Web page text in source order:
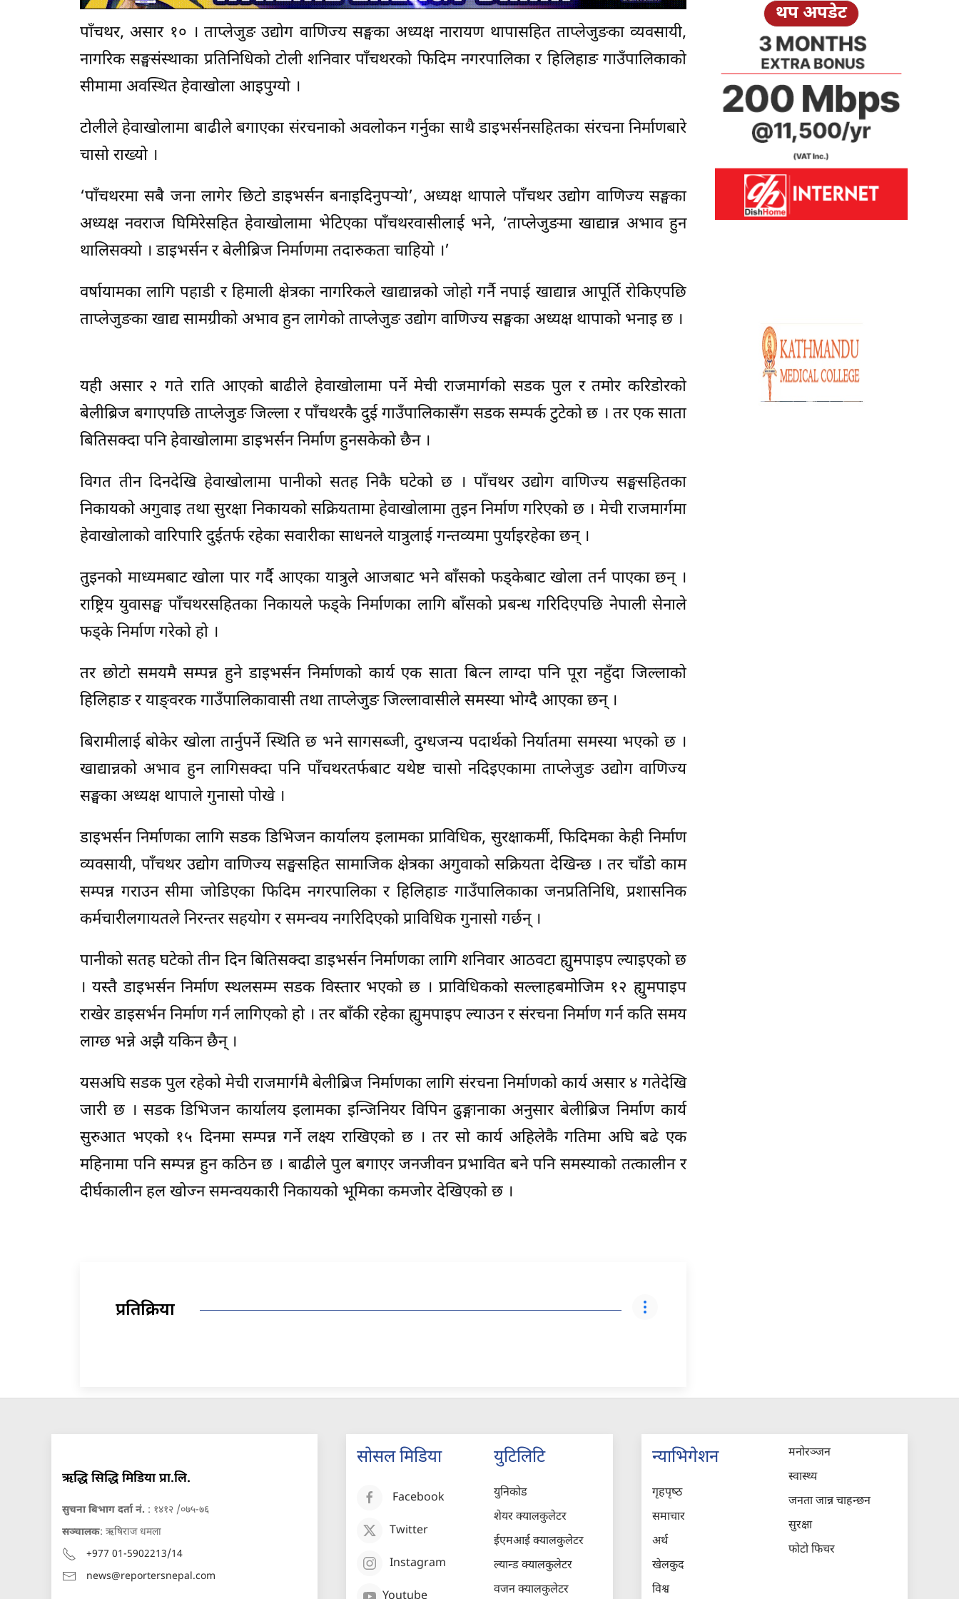
पाँचथर, असार १० । ताप्लेजुङ उद्योग वाणिज्य सङ्घका अध्यक्ष नारायण थापासहित ताप्लेजुङका व्यवसायी,
नागरिक सङ्घसंस्थाका प्रतिनिधिको टोली शनिवार पाँचथरको फिदिम नगरपालिका र हिलिहाङ गाउँपालिकाको
सीमामा अवस्थित हेवाखोला आइपुग्यो ।
टोलीले हेवाखोलामा बाढीले बगाएका संरचनाको अवलोकन गर्नुका साथै डाइभर्सनसहितका संरचना निर्माणबारे
चासो राख्यो ।
‘पाँचथरमा सबै जना लागेर छिटो डाइभर्सन बनाइदिनुपर्‍यो’, अध्यक्ष थापाले पाँचथर उद्योग वाणिज्य सङ्घका
अध्यक्ष नवराज घिमिरेसहित हेवाखोलामा भेटिएका पाँचथरवासीलाई भने, ‘ताप्लेजुङमा खाद्यान्न अभाव हुन
थालिसक्यो । डाइभर्सन र बेलीब्रिज निर्माणमा तदारुकता चाहियो ।’
वर्षायामका लागि पहाडी र हिमाली क्षेत्रका नागरिकले खाद्यान्नको जोहो गर्नै नपाई खाद्यान्न आपूर्ति रोकिएपछि
ताप्लेजुङका खाद्य सामग्रीको अभाव हुन लागेको ताप्लेजुङ उद्योग वाणिज्य सङ्घका अध्यक्ष थापाको भनाइ छ ।
यही असार २ गते राति आएको बाढीले हेवाखोलामा पर्ने मेची राजमार्गको सडक पुल र तमोर करिडोरको
बेलीब्रिज बगाएपछि ताप्लेजुङ जिल्ला र पाँचथरकै दुई गाउँपालिकासँग सडक सम्पर्क टुटेको छ । तर एक साता
बितिसक्दा पनि हेवाखोलामा डाइभर्सन निर्माण हुनसकेको छैन ।
विगत तीन दिनदेखि हेवाखोलामा पानीको सतह निकै घटेको छ । पाँचथर उद्योग वाणिज्य सङ्घसहितका
निकायको अगुवाइ तथा सुरक्षा निकायको सक्रियतामा हेवाखोलामा तुइन निर्माण गरिएको छ । मेची राजमार्गमा
हेवाखोलाको वारिपारि दुईतर्फ रहेका सवारीका साधनले यात्रुलाई गन्तव्यमा पुर्याइरहेका छन् ।
तुइनको माध्यमबाट खोला पार गर्दै आएका यात्रुले आजबाट भने बाँसको फड्केबाट खोला तर्न पाएका छन् ।
राष्ट्रिय युवासङ्घ पाँचथरसहितका निकायले फड्के निर्माणका लागि बाँसको प्रबन्ध गरिदिएपछि नेपाली सेनाले
फड्के निर्माण गरेको हो ।
तर छोटो समयमै सम्पन्न हुने डाइभर्सन निर्माणको कार्य एक साता बित्न लाग्दा पनि पूरा नहुँदा जिल्लाको
हिलिहाङ र याङ्वरक गाउँपालिकावासी तथा ताप्लेजुङ जिल्लावासीले समस्या भोग्दै आएका छन् ।
बिरामीलाई बोकेर खोला तार्नुपर्ने स्थिति छ भने सागसब्जी, दुग्धजन्य पदार्थको निर्यातमा समस्या भएको छ ।
खाद्यान्नको अभाव हुन लागिसक्दा पनि पाँचथरतर्फबाट यथेष्ट चासो नदिइएकामा ताप्लेजुङ उद्योग वाणिज्य
सङ्घका अध्यक्ष थापाले गुनासो पोखे ।
डाइभर्सन निर्माणका लागि सडक डिभिजन कार्यालय इलामका प्राविधिक, सुरक्षाकर्मी, फिदिमका केही निर्माण
व्यवसायी, पाँचथर उद्योग वाणिज्य सङ्घसहित सामाजिक क्षेत्रका अगुवाको सक्रियता देखिन्छ । तर चाँडो काम
सम्पन्न गराउन सीमा जोडिएका फिदिम नगरपालिका र हिलिहाङ गाउँपालिकाका जनप्रतिनिधि, प्रशासनिक
कर्मचारीलगायतले निरन्तर सहयोग र समन्वय नगरिदिएको प्राविधिक गुनासो गर्छन् ।
पानीको सतह घटेको तीन दिन बितिसक्दा डाइभर्सन निर्माणका लागि शनिवार आठवटा ह्युमपाइप ल्याइएको छ
। यस्तै डाइभर्सन निर्माण स्थलसम्म सडक विस्तार भएको छ । प्राविधिकको सल्लाहबमोजिम १२ ह्युमपाइप
राखेर डाइसर्भन निर्माण गर्न लागिएको हो । तर बाँकी रहेका ह्युमपाइप ल्याउन र संरचना निर्माण गर्न कति समय
लाग्छ भन्ने अझै यकिन छैन् ।
यसअघि सडक पुल रहेको मेची राजमार्गमै बेलीब्रिज निर्माणका लागि संरचना निर्माणको कार्य असार ४ गतेदेखि
जारी छ । सडक डिभिजन कार्यालय इलामका इन्जिनियर विपिन ढुङ्गानाका अनुसार बेलीब्रिज निर्माण कार्य
सुरुआत भएको १५ दिनमा सम्पन्न गर्ने लक्ष्य राखिएको छ । तर सो कार्य अहिलेकै गतिमा अघि बढे एक
महिनामा पनि सम्पन्न हुन कठिन छ । बाढीले पुल बगाएर जनजीवन प्रभावित बने पनि समस्याको तत्कालीन र
दीर्घकालीन हल खोज्न समन्वयकारी निकायको भूमिका कमजोर देखिएको छ ।
प्रतिक्रिया
थप अपडेट
ऋद्धि सिद्धि मिडिया प्रा.लि.
सुचना बिभाग दर्ता नं. : १४१२ /०७५-७६
सञ्चालक: ऋषिराज धमला
+977 01-5902213/14
news@reportersnepal.com
सोसल मिडिया
Facebook
Twitter
Instagram
युटिलिटि
युनिकोड
शेयर क्यालकुलेटर
ईएमआई क्यालकुलेटर
ल्यान्ड क्यालकुलेटर
वजन क्यालकुलेटर
न्याभिगेशन
गृहपृष्‍ठ
समाचार
अर्थ
खेलकुद
विश्व
मनोरञ्जन
स्वास्थ्य
जनता जान्न चाहन्छन
सुरक्षा
फोटो फिचर